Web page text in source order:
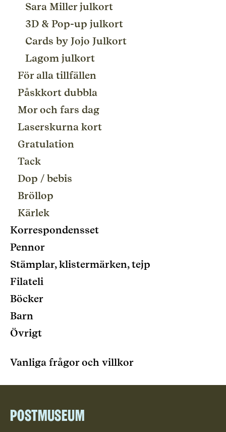
Sara Miller julkort
3D & Pop-up julkort
Cards by Jojo Julkort
Lagom julkort
För alla tillfällen
Påskkort dubbla
Mor och fars dag
Laserskurna kort
Gratulation
Tack
Dop / bebis
Bröllop
Kärlek
Korrespondensset
Pennor
Stämplar, klistermärken, tejp
Filateli
Böcker
Barn
Övrigt
Vanliga frågor och villkor
Postmuseum